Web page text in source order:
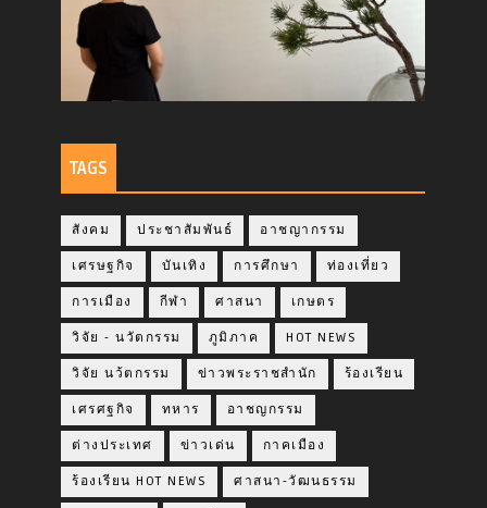
TAGS
สังคม ประชาสัมพันธ์ อาชญากรรม
เศรษฐกิจ บันเทิง การศึกษา ท่องเที่ยว
การเมือง กีฬา ศาสนา เกษตร
วิจัย - นวัตกรรม ภูมิภาค HOT NEWS
วิจัย นว้ตกรรม ข่าวพระราชสำนัก ร้องเรียน
เศรศฐกิจ ทหาร อาชญกรรม
ต่างประเทศ ข่าวเด่น กาคเมือง
ร้องเรียน HOT NEWS ศาสนา-วัฒนธรรม